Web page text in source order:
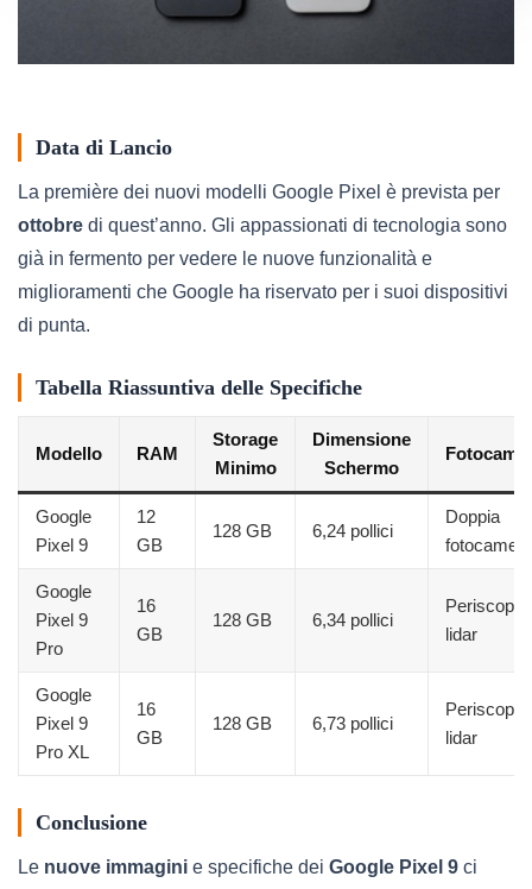
Data di Lancio
La première dei nuovi modelli Google Pixel è prevista per
ottobre di quest’anno. Gli appassionati di tecnologia sono
già in fermento per vedere le nuove funzionalità e
miglioramenti che Google ha riservato per i suoi dispositivi
di punta.
Tabella Riassuntiva delle Specifiche
Modello RAM
Storage
Minimo
Dimensione
Schermo
Google
Pixel 9
12
GB
128 GB 6,24 pollici
Doppia
fotocamera
Google
Pixel 9
Pro
16
GB
128 GB 6,34 pollici
Periscopio
lidar
Google
Pixel 9
Pro XL
16
GB
128 GB 6,73 pollici
Periscopio
lidar
Conclusione
Le nuove immagini e specifiche dei Google Pixel 9 ci